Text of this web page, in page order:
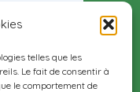
telles que les
Le fait de consentir à
le comportement de